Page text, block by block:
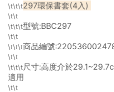
\t\t\t297環保書套(4入)
\t\t
\t\t\t型號:BBC297
\t\t
\t\t\t商品編號
\t\t
\t\t\t尺寸:高度介於
適用
\t\t